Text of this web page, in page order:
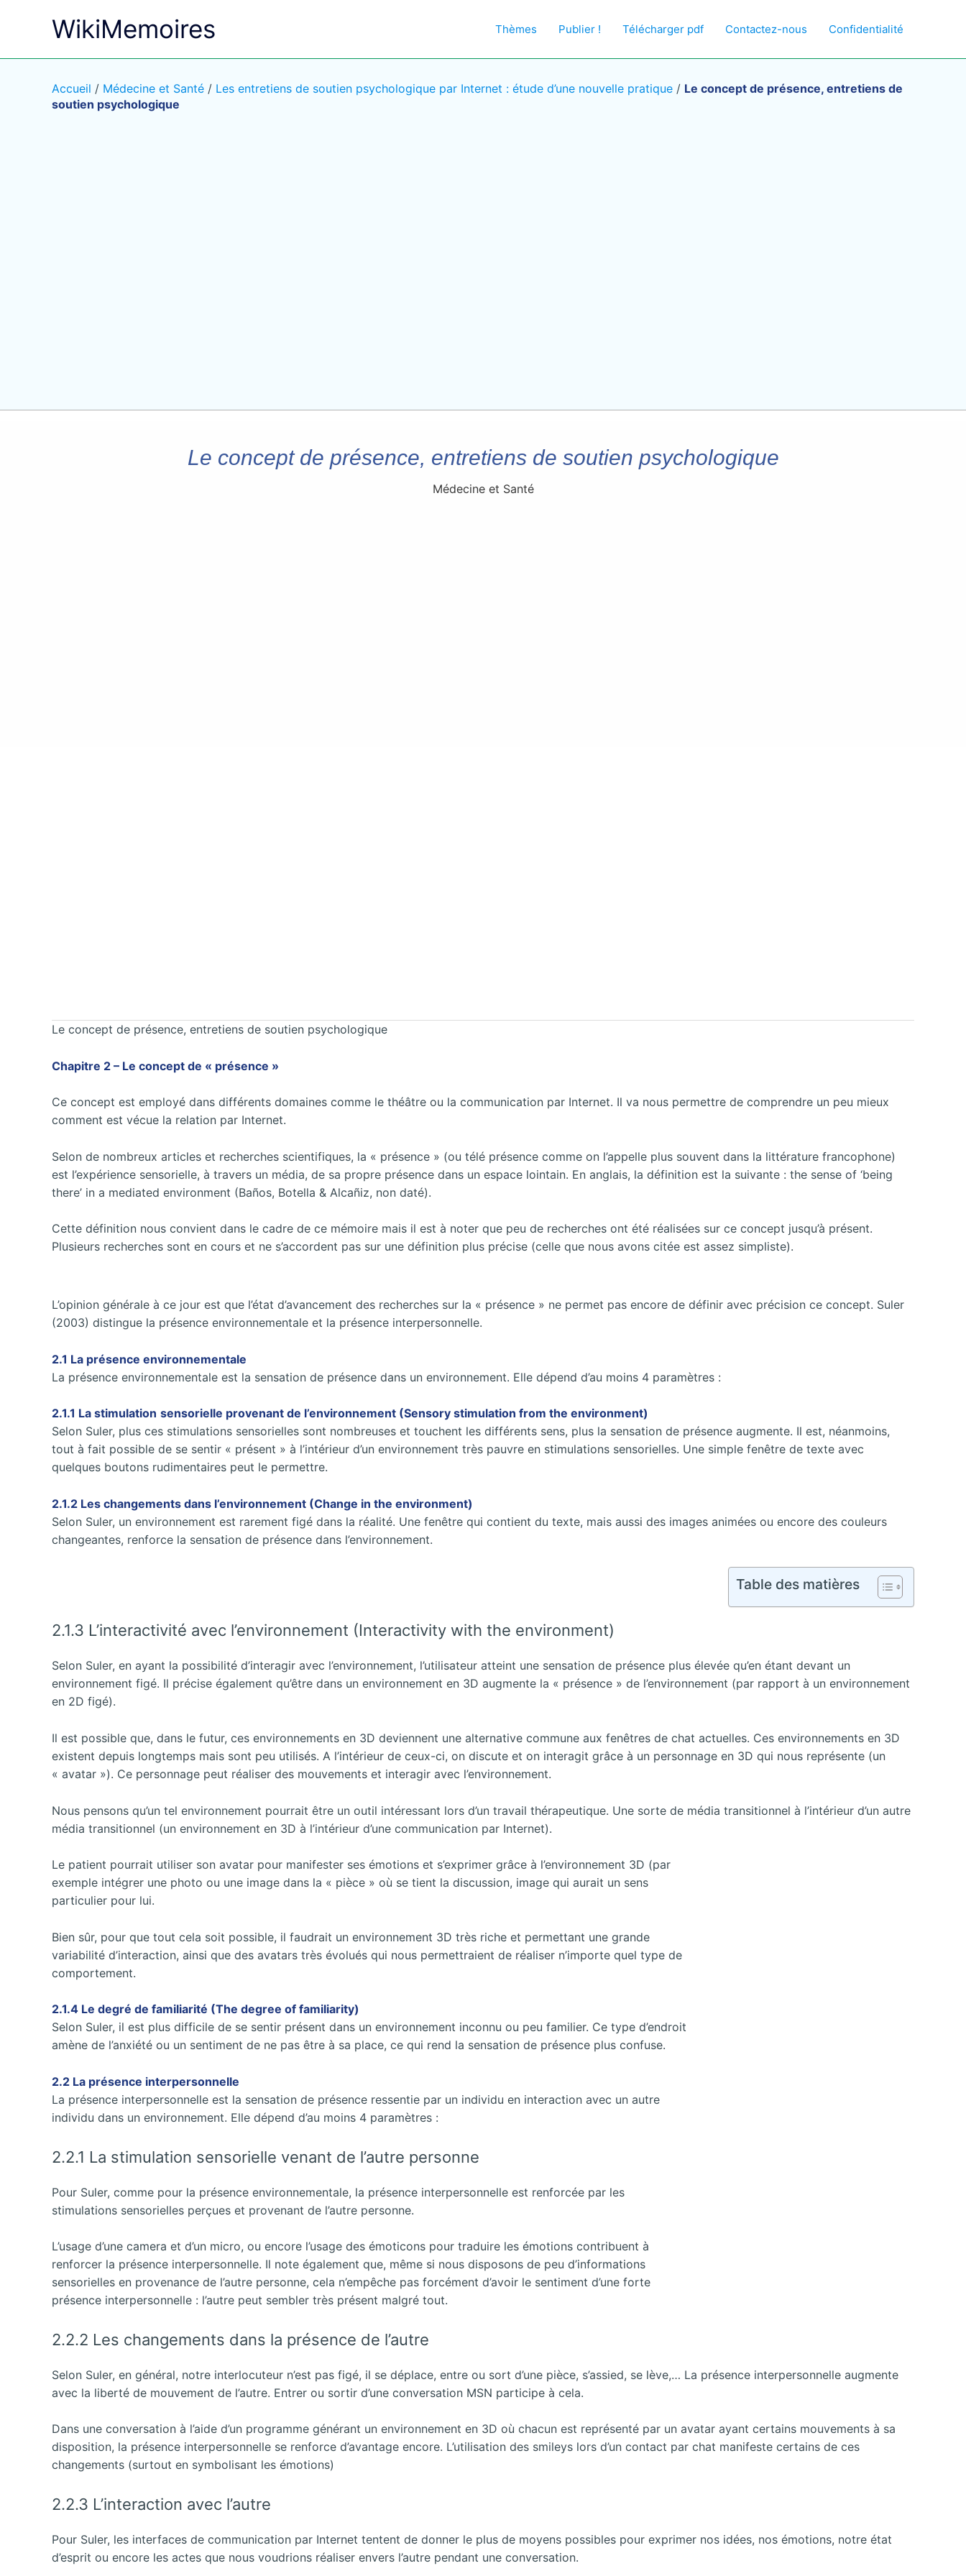
WikiMemoires Thèmes Publier ! Télécharger pdf Contactez-nous Confidentialité
Accueil / Médecine et Santé / Les entretiens de soutien psychologique par Internet : étude d’une nouvelle pratique / Le concept de présence, entretiens de
soutien psychologique
Le concept de présence, entretiens de soutien psychologique
Médecine et Santé
Le concept de présence, entretiens de soutien psychologique
Chapitre 2 – Le concept de « présence »
Ce concept est employé dans différents domaines comme le théâtre ou la communication par Internet. Il va nous permettre de comprendre un peu mieux
comment est vécue la relation par Internet.
Selon de nombreux articles et recherches scientifiques, la « présence » (ou télé présence comme on l’appelle plus souvent dans la littérature francophone)
est l’expérience sensorielle, à travers un média, de sa propre présence dans un espace lointain. En anglais, la définition est la suivante : the sense of ‘being
there’ in a mediated environment (Baños, Botella & Alcañiz, non daté).
Cette définition nous convient dans le cadre de ce mémoire mais il est à noter que peu de recherches ont été réalisées sur ce concept jusqu’à présent.
Plusieurs recherches sont en cours et ne s’accordent pas sur une définition plus précise (celle que nous avons citée est assez simpliste).
L’opinion générale à ce jour est que l’état d’avancement des recherches sur la « présence » ne permet pas encore de définir avec précision ce concept. Suler
(2003) distingue la présence environnementale et la présence interpersonnelle.
2.1 La présence environnementale
La présence environnementale est la sensation de présence dans un environnement. Elle dépend d’au moins 4 paramètres :
2.1.1 La stimulation sensorielle provenant de l’environnement (Sensory stimulation from the environment)
Selon Suler, plus ces stimulations sensorielles sont nombreuses et touchent les différents sens, plus la sensation de présence augmente. Il est, néanmoins,
tout à fait possible de se sentir « présent » à l’intérieur d’un environnement très pauvre en stimulations sensorielles. Une simple fenêtre de texte avec
quelques boutons rudimentaires peut le permettre.
2.1.2 Les changements dans l’environnement (Change in the environment)
Selon Suler, un environnement est rarement figé dans la réalité. Une fenêtre qui contient du texte, mais aussi des images animées ou encore des couleurs
changeantes, renforce la sensation de présence dans l’environnement.
Table des matières
2.1.3 L’interactivité avec l’environnement (Interactivity with the environment)
Selon Suler, en ayant la possibilité d’interagir avec l’environnement, l’utilisateur atteint une sensation de présence plus élevée qu’en étant devant un
environnement figé. Il précise également qu’être dans un environnement en 3D augmente la « présence » de l’environnement (par rapport à un environnement
en 2D figé).
Il est possible que, dans le futur, ces environnements en 3D deviennent une alternative commune aux fenêtres de chat actuelles. Ces environnements en 3D
existent depuis longtemps mais sont peu utilisés. A l’intérieur de ceux-ci, on discute et on interagit grâce à un personnage en 3D qui nous représente (un
« avatar »). Ce personnage peut réaliser des mouvements et interagir avec l’environnement.
Nous pensons qu’un tel environnement pourrait être un outil intéressant lors d’un travail thérapeutique. Une sorte de média transitionnel à l’intérieur d’un autre
média transitionnel (un environnement en 3D à l’intérieur d’une communication par Internet).
Le patient pourrait utiliser son avatar pour manifester ses émotions et s’exprimer grâce à l’environnement 3D (par
exemple intégrer une photo ou une image dans la « pièce » où se tient la discussion, image qui aurait un sens
particulier pour lui.
Bien sûr, pour que tout cela soit possible, il faudrait un environnement 3D très riche et permettant une grande
variabilité d’interaction, ainsi que des avatars très évolués qui nous permettraient de réaliser n’importe quel type de
comportement.
2.1.4 Le degré de familiarité (The degree of familiarity)
Selon Suler, il est plus difficile de se sentir présent dans un environnement inconnu ou peu familier. Ce type d’endroit
amène de l’anxiété ou un sentiment de ne pas être à sa place, ce qui rend la sensation de présence plus confuse.
2.2 La présence interpersonnelle
La présence interpersonnelle est la sensation de présence ressentie par un individu en interaction avec un autre
individu dans un environnement. Elle dépend d’au moins 4 paramètres :
2.2.1 La stimulation sensorielle venant de l’autre personne
Pour Suler, comme pour la présence environnementale, la présence interpersonnelle est renforcée par les
stimulations sensorielles perçues et provenant de l’autre personne.
L’usage d’une camera et d’un micro, ou encore l’usage des émoticons pour traduire les émotions contribuent à
renforcer la présence interpersonnelle. Il note également que, même si nous disposons de peu d’informations
sensorielles en provenance de l’autre personne, cela n’empêche pas forcément d’avoir le sentiment d’une forte
présence interpersonnelle : l’autre peut sembler très présent malgré tout.
2.2.2 Les changements dans la présence de l’autre
Selon Suler, en général, notre interlocuteur n’est pas figé, il se déplace, entre ou sort d’une pièce, s’assied, se lève,… La présence interpersonnelle augmente
avec la liberté de mouvement de l’autre. Entrer ou sortir d’une conversation MSN participe à cela.
Dans une conversation à l’aide d’un programme générant un environnement en 3D où chacun est représenté par un avatar ayant certains mouvements à sa
disposition, la présence interpersonnelle se renforce d’avantage encore. L’utilisation des smileys lors d’un contact par chat manifeste certains de ces
changements (surtout en symbolisant les émotions)
2.2.3 L’interaction avec l’autre
Pour Suler, les interfaces de communication par Internet tentent de donner le plus de moyens possibles pour exprimer nos idées, nos émotions, notre état
d’esprit ou encore les actes que nous voudrions réaliser envers l’autre pendant une conversation.